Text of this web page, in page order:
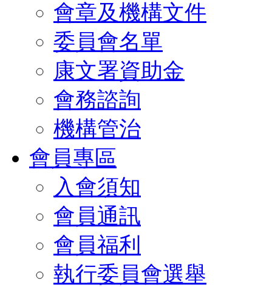
會章及機構文件
委員會名單
康文署資助金
會務諮詢
機構管治
會員專區
入會須知
會員通訊
會員福利
執行委員會選舉